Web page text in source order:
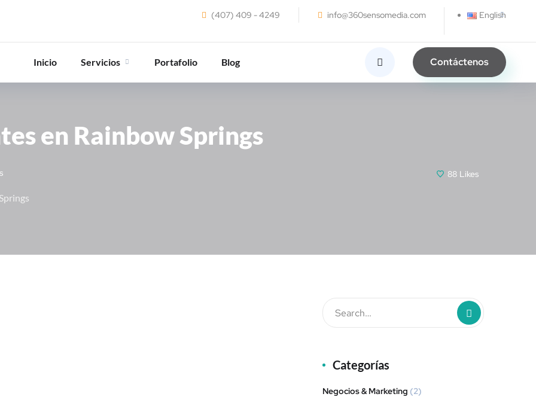
English
(407) 409 - 4249 info@360sensomedia.com
Inicio Servicios Portafolio Blog Contáctenos
en Rainbow Springs
88 Likes
Categorías
Negocios & Marketing (2)